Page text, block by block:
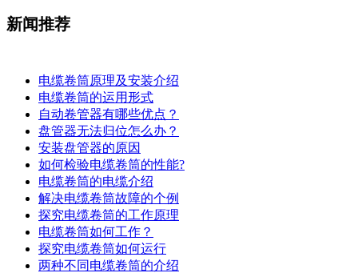
新闻推荐
电缆卷筒原理及安装介绍
电缆卷筒的运用形式
自动卷管器有哪些优点？
盘管器无法归位怎么办？
安装盘管器的原因
如何检验电缆卷筒的性能?
电缆卷筒的电缆介绍
解决电缆卷筒故障的个例
探究电缆卷筒的工作原理
​电缆卷筒如何工作？
探究电缆卷筒如何运行
​两种不同电缆卷筒的介绍